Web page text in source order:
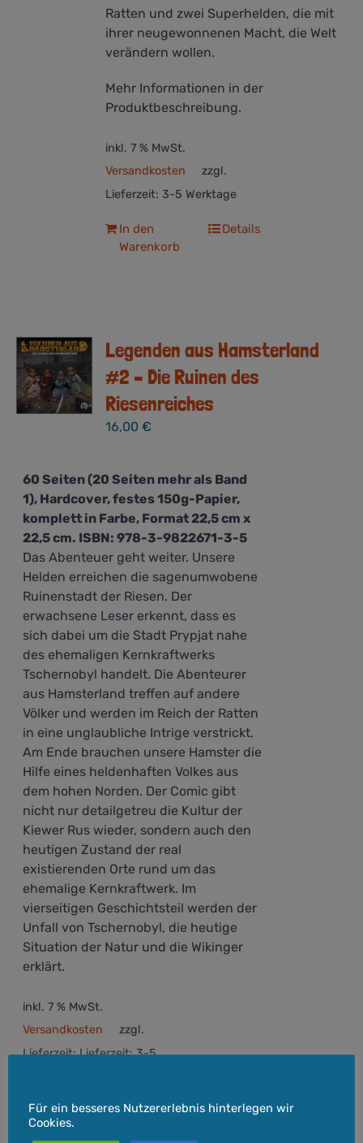
Ratten und zwei Superhelden, die mit
ihrer neugewonnenen Macht, die Welt
verändern wollen.
Mehr Informationen in der
Produktbeschreibung.
inkl. 7 % MwSt.
zzgl.
Versandkosten
Lieferzeit: 3-5 Werktage
In den
Warenkorb
Details
Legenden aus Hamsterland
#2 – Die Ruinen des
Riesenreiches
16,00€
60 Seiten (20 Seiten mehr als Band
1), Hardcover, festes 150g-Papier,
komplett in Farbe, Format 22,5 cm x
22,5 cm. ISBN: 978-3-9822671-3-5
Das Abenteuer geht weiter. Unsere
Helden erreichen die sagenumwobene
Ruinenstadt der Riesen. Der
erwachsene Leser erkennt, dass es
sich dabei um die Stadt Prypjat nahe
des ehemaligen Kernkraftwerks
Tschernobyl handelt. Die Abenteurer
aus Hamsterland treffen auf andere
Völker und werden im Reich der Ratten
in eine unglaubliche Intrige verstrickt.
Am Ende brauchen unsere Hamster die
Hilfe eines heldenhaften Volkes aus
dem hohen Norden. Der Comic gibt
nicht nur detailgetreu die Kultur der
Kiewer Rus wieder, sondern auch den
heutigen Zustand der real
existierenden Orte rund um das
ehemalige Kernkraftwerk. Im
vierseitigen Geschichtsteil werden der
Unfall von Tschernobyl, die heutige
Situation der Natur und die Wikinger
erklärt.
inkl. 7 % MwSt.
zzgl.
Versandkosten
Lieferzeit:Lieferzeit: 3-5
In den
Warenkorb
Details
Für ein besseres Nutzererlebnis hinterlegen wir
Cookies.